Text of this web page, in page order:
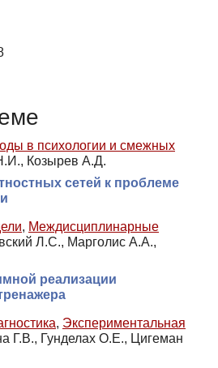
в психологии и смежных
Козырев А.Д.
сетей к проблеме
, Междисциплинарные
Л.С., Марголис А.А.,
реализации
, Экспериментальная
Г.В., Гунделах О.Е., Цигеман